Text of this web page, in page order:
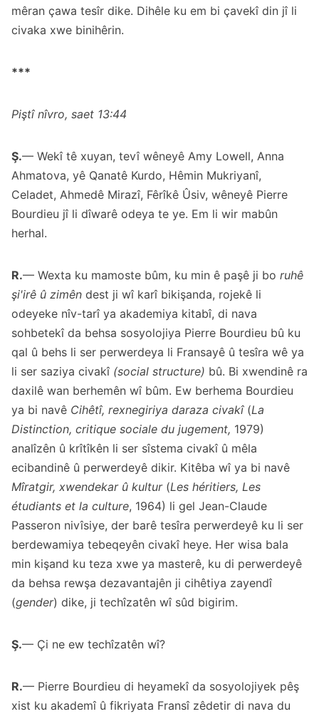
mêran çawa tesîr dike. Dihêle ku em bi çavekî din jî li
civaka xwe binihêrin.
***
Piştî nîvro, saet 13:44
Ş.— Wekî tê xuyan, tevî wêneyê Amy Lowell, Anna
Ahmatova, yê Qanatê Kurdo, Hêmin Mukriyanî,
Celadet, Ahmedê Mirazî, Fêrîkê Ûsiv, wêneyê Pierre
Bourdieu jî li dîwarê odeya te ye. Em li wir mabûn
herhal.
R.— Wexta ku mamoste bûm, ku min ê paşê ji bo ruhê
şi'irê û zimên dest ji wî karî bikişanda, rojekê li
odeyeke nîv-tarî ya akademiya kitabî, di nava
sohbetekî da behsa sosyolojiya Pierre Bourdieu bû ku
qal û behs li ser perwerdeya li Fransayê û tesîra wê ya
li ser saziya civakî (social structure) bû. Bi xwendinê ra
daxilê wan berhemên wî bûm. Ew berhema Bourdieu
ya bi navê Cihêtî, rexnegiriya daraza civakî (La
Distinction, critique sociale du jugement, 1979)
analîzên û krîtîkên li ser sîstema civakî û mêla
ecibandinê û perwerdeyê dikir. Kitêba wî ya bi navê
Mîratgir, xwendekar û kultur (Les héritiers, Les
étudiants et la culture, 1964) li gel Jean-Claude
Passeron nivîsiye, der barê tesîra perwerdeyê ku li ser
berdewamiya tebeqeyên civakî heye. Her wisa bala
min kişand ku teza xwe ya masterê, ku di perwerdeyê
da behsa rewşa dezavantajên ji cihêtiya zayendî
(gender) dike, ji techîzatên wî sûd bigirim.
Ş.— Çi ne ew techîzatên wî?
R.— Pierre Bourdieu di heyamekî da sosyolojiyek pêş
xist ku akademî û fikriyata Fransî zêdetir di nava du